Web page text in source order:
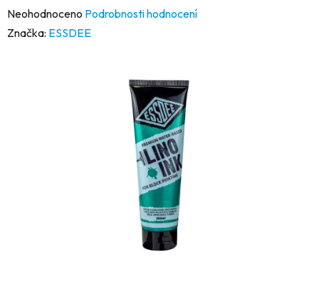
Průměrné
hodnocení
Neohodnoceno Podrobnosti hodnocení
Značka: ESSDEE